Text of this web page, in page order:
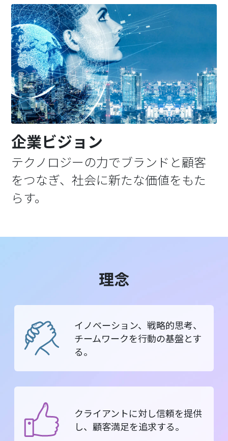
企業ビジョン
テクノロジーの力でブランドと顧客
をつなぎ、社会に新たな価値をもた
らす。
理念
イノベーション、戦略的思考、
チームワークを行動の基盤とす
る。
クライアントに対し信頼を提供
し、顧客満足を追求する。